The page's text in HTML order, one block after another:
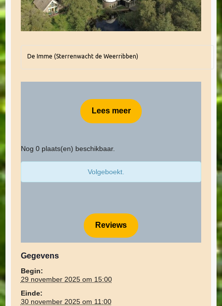
De Imme (Sterrenwacht de Weerribben)
Lees meer
Nog 0 plaats(en) beschikbaar.
Volgeboekt.
Reviews
Gegevens
Begin:
29 november 2025 om 15:00
Einde:
30 november 2025 om 11:00